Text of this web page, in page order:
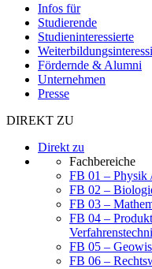
Infos für
Studierende
Studieninteressierte
Fördernde & Alumni
Unternehmen
Presse
DIREKT ZU
Direkt zu
Fachbereiche
FB 01 – Physik
FB 02 –
FB 03 –
FB 04 –
FB 05 –
FB 06 –